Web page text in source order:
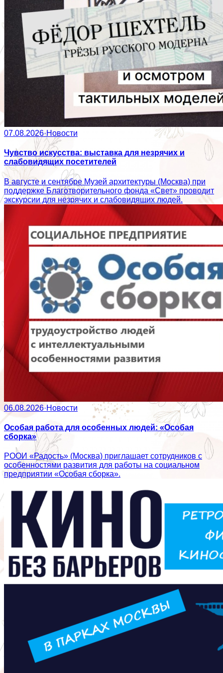
07.08.2026·Новости
Чувство искусства: выставка для незрячих и
слабовидящих посетителей
В августе и сентябре Музей архитектуры (Москва) при
поддержке Благотворительного фонда «Свет» проводит
экскурсии для незрячих и слабовидящих людей.
06.08.2026·Новости
Особая работа для особенных людей: «Особая
сборка»
РООИ «Радость» (Москва) приглашает сотрудников с
особенностями развития для работы на социальном
предприятии «Особая сборка».